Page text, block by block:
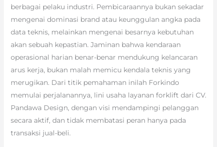
berbagai pelaku industri. Pembicaraannya bukan sekadar
mengenai dominasi brand atau keunggulan angka pada
data teknis, melainkan mengenai besarnya kebutuhan
akan sebuah kepastian. Jaminan bahwa kendaraan
operasional harian benar-benar mendukung kelancaran
arus kerja, bukan malah memicu kendala teknis yang
merugikan. Dari titik pemahaman inilah Forkindo
memulai perjalanannya, lini usaha layanan forklift dari CV.
Pandawa Design, dengan visi mendampingi pelanggan
secara aktif, dan tidak membatasi peran hanya pada
transaksi jual-beli.